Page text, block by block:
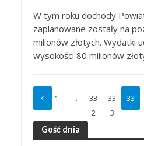
W tym roku dochody
zaplanowane zostały na
milionów złotych. Wydatki
wysokości 80 milionów
1 …
33
2
33
3
33
4
Gość dnia